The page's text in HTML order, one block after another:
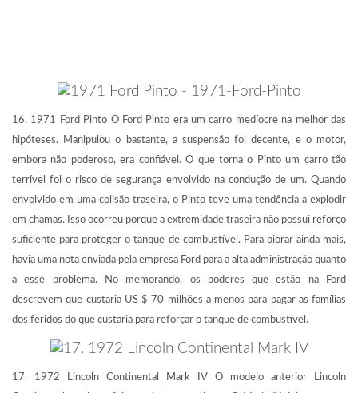
16. 1971 Ford Pinto O Ford Pinto era um carro medíocre na melhor das
hipóteses. Manipulou o bastante, a suspensão foi decente, e o motor,
embora não poderoso, era confiável. O que torna o Pinto um carro tão
terrível foi o risco de segurança envolvido na condução de um. Quando
envolvido em uma colisão traseira, o Pinto teve uma tendência a explodir
em chamas. Isso ocorreu porque a extremidade traseira não possui reforço
suficiente para proteger o tanque de combustível. Para piorar ainda mais,
havia uma nota enviada pela empresa Ford para a alta administração quanto
a esse problema. No memorando, os poderes que estão na Ford
descrevem que custaria US $ 70 milhões a menos para pagar as famílias
dos feridos do que custaria para reforçar o tanque de combustível.
17. 1972 Lincoln Continental Mark IV O modelo anterior Lincoln